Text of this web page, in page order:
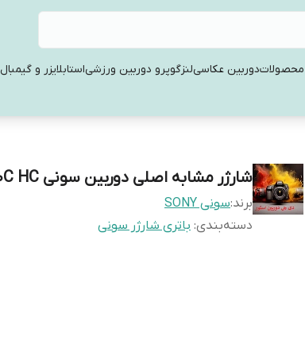
دوربین عکاسیلنزگوپرو دوربین ورزشیاستابلایزر و گیمبال
شارژر مشابه اصلی دوربین سونی AC-L200C HC
برند:سونی SONY
دسته‌بندی: باتری شارژر سونی